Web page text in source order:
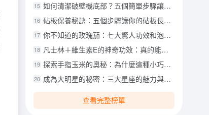
15 如何清潔破壁機底部？五個簡單步驟讓你的破壁機煥然一新！
16 砧板保養秘訣：五個步驟讓你的砧板長久如新！
17 你不知道的玫瑰茄：七大驚人功效和泡茶秘訣
18 凡士林＋維生素E的神奇功效：真的能去皺紋、淡化疤痕嗎？
19 探索手指玉米的奧秘：為什麼這種小巧的美味成為健康飲食的新寵？
20 成為大明星的秘密：三大星座的魅力與優勢
查看完整榜單